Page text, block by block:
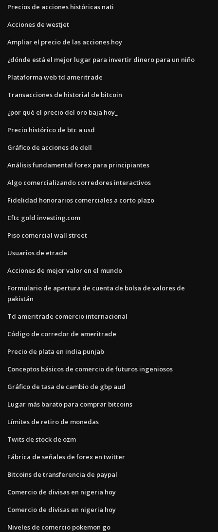
Precios de acciones históricas nati
Acciones de westjet
Ampliar el precio de las acciones hoy
¿dónde está el mejor lugar para invertir dinero para un niño
Plataforma web td ameritrade
Transacciones de historial de bitcoin
¿por qué el precio del oro baja hoy_
Precio histórico de btc a usd
Gráfico de acciones de dell
Análisis fundamental forex para principiantes
Algo comercializando corredores interactivos
Fidelidad honorarios comerciales a corto plazo
Cftc gold investing.com
Piso comercial wall street
Usuarios de etrade
Acciones de mejor valor en el mundo
Formulario de apertura de cuenta de bolsa de valores de
pakistán
Td ameritrade comercio internacional
Código de corredor de ameritrade
Precio de plata en india punjab
Conceptos básicos de comercio de futuros ingeniosos
Gráfico de tasa de cambio de gbp aud
Lugar más barato para comprar bitcoins
Límites de retiro de monedas
Twits de stock de ozm
Fábrica de señales de forex en twitter
Bitcoins de transferencia de paypal
Comercio de divisas en nigeria hoy
Comercio de divisas en nigeria hoy
Niveles de comercio pokemon go